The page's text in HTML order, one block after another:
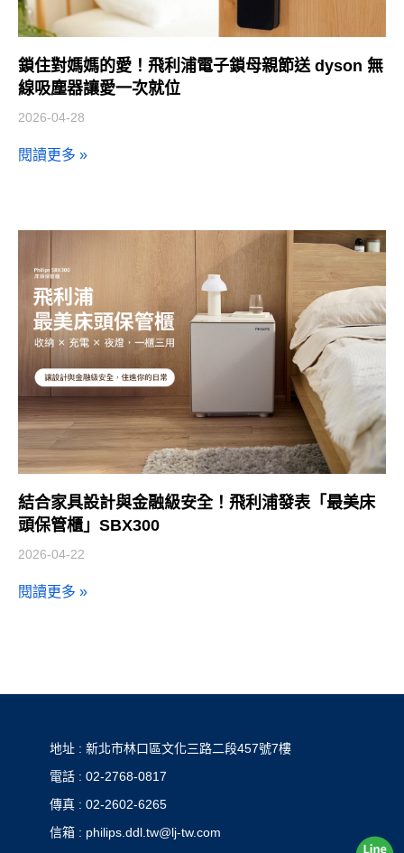
鎖住對媽媽的愛！飛利浦電子鎖母親節送 dyson 無
線吸塵器讓愛一次就位
2026-04-28
閱讀更多 »
結合家具設計與金融級安全！飛利浦發表「最美床
頭保管櫃」SBX300
2026-04-22
閱讀更多 »
地址 : 新北市林口區文化三路二段457號7樓
電話 : 02-2768-0817
傳真 : 02-2602-6265
信箱 : philips.ddl.tw@lj-tw.com